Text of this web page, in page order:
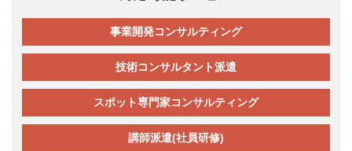
事業開発コンサルティング
技術コンサルタント派遣
スポット専門家コンサルティング
講師派遣(社員研修)